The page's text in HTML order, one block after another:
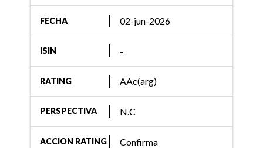
FECHA 02-jun-2026
ISIN -
RATING AAc(arg)
PERSPECTIVA N.C
ACCION RATING Confirma